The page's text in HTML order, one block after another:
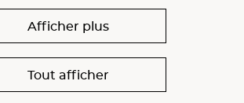
Afficher plus
Tout afficher